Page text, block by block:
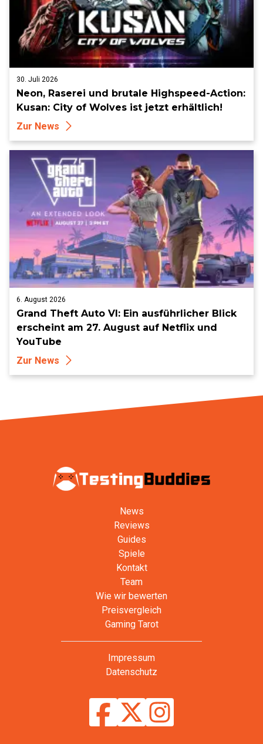
30. Juli 2026
Neon, Raserei und brutale Highspeed-Action:
Kusan: City of Wolves ist jetzt erhältlich!
Zur News
6. August 2026
Grand Theft Auto VI: Ein ausführlicher Blick
erscheint am 27. August auf Netflix und
YouTube
Zur News
News
Reviews
Guides
Spiele
Kontakt
Team
Wie wir bewerten
Preisvergleich
Gaming Tarot
Impressum
Datenschutz